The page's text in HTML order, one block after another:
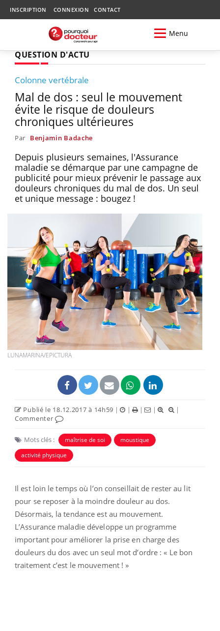
INSCRIPTION CONNEXION CONTACT
Menu
QUESTION D'ACTU
Colonne vertébrale
Mal de dos : seul le mouvement
évite le risque de douleurs
chroniques ultérieures
Par Benjamin Badache
Depuis plusieurs semaines, l'Assurance
maladie se démarque par une campagne de
publicité pour mieux prévenir le passage aux
douleurs chroniques du mal de dos. Un seul
et unique message : bougez !
LUNAMARINA/EPICTURA
Publié le 18.12.2017 à 14h59 | | | |
|
Commenter
Mots clés : maîtrise de soi
moustique
activité physique
Il est loin le temps où l’on conseillait de rester au lit
pour se reposer à la moindre douleur au dos.
Désormais, la tendance est au mouvement.
L’Assurance maladie développe un programme
important pour améliorer la prise en charge des
douleurs du dos avec un seul mot d’ordre : « Le bon
traitement c’est le mouvement ! »